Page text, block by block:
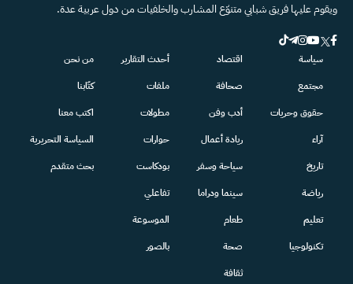
ويقوم عليها فريق شبابي متنوّع المشارب والخلفيات من دول عربية عدة.
سياسة
مجتمع
حقوق وحريات
آراء
تاريخ
رياضة
تعليم
تكنولوجيا
اقتصاد
صحافة
أدب وفن
ريادة أعمال
سياحة وسفر
سينما ودراما
طعام
صحة
ثقافة
أحدث التقارير
ملفات
مطولات
حوارات
بودكاست
تفاعلي
الموسوعة
بالصور
من نحن
كتّابنا
اكتب معنا
السياسة التحريرية
بحث متقدم